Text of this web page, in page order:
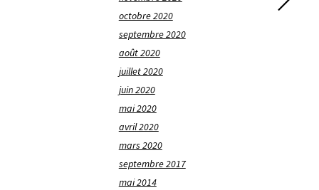
octobre 2020
septembre 2020
août 2020
juillet 2020
juin 2020
mai 2020
avril 2020
mars 2020
septembre 2017
mai 2014